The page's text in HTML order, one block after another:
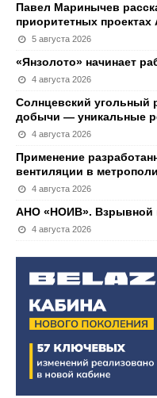
Павел Маринычев
приоритетных
5 августа 2026
«Янзолото» начинает
4 августа 2026
Солнцевский угольный
добычи — уникальные
4 августа 2026
Применение
вентиляции в
4 августа 2026
АНО «НОИВ». Взрывной
4 августа 2026